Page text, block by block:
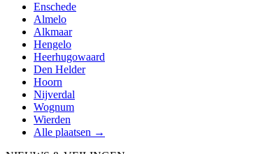
Enschede
Almelo
Alkmaar
Hengelo
Heerhugowaard
Den Helder
Hoorn
Nijverdal
Wognum
Wierden
Alle plaatsen →